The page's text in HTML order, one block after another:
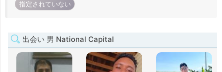
指定されていない
出会い 男 National Capital